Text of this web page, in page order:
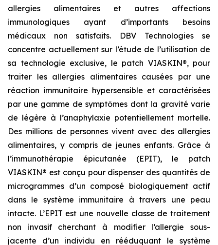
allergies alimentaires et autres affections
immunologiques ayant d’importants besoins
médicaux non satisfaits. DBV Technologies se
concentre actuellement sur l’étude de l’utilisation de
sa technologie exclusive, le patch VIASKIN®, pour
traiter les allergies alimentaires causées par une
réaction immunitaire hypersensible et caractérisées
par une gamme de symptômes dont la gravité varie
de légère à l’anaphylaxie potentiellement mortelle.
Des millions de personnes vivent avec des allergies
alimentaires, y compris de jeunes enfants. Grâce à
l’immunothérapie épicutanée (EPIT), le patch
VIASKIN® est conçu pour dispenser des quantités de
microgrammes d’un composé biologiquement actif
dans le système immunitaire à travers une peau
intacte. L’EPIT est une nouvelle classe de traitement
non invasif cherchant à modifier l’allergie sous-
jacente d’un individu en rééduquant le système